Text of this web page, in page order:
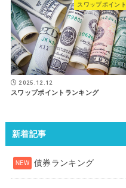
スワップポイント
2025.12.12
スワップポイントランキング
新着記事
債券ランキング